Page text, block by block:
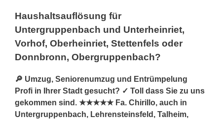
Haushaltsauflösung für
Untergruppenbach und Unterheinriet,
Vorhof, Oberheinriet, Stettenfels oder
Donnbronn, Obergruppenbach?
🔎 Umzug, Seniorenumzug und Entrümpelung
Profi in Ihrer Stadt gesucht? ✓ Toll dass Sie zu uns
gekommen sind. ★★★★★ Fa. Chirillo, auch in
Untergruppenbach, Lehrensteinsfeld, Talheim,